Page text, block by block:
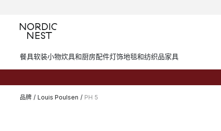
餐具软装小物炊具和厨房配件灯饰地毯和纺织品家具
品牌 / Louis Poulsen / PH 5